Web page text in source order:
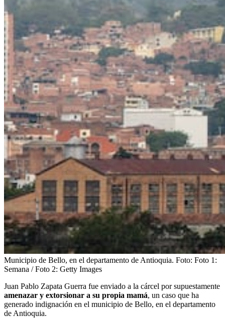
Municipio de Bello, en el departamento de Antioquia. Foto: Foto 1:
Semana / Foto 2: Getty Images
Juan Pablo Zapata Guerra fue enviado a la cárcel por supuestamente
amenazar y extorsionar a su propia mamá, un caso que ha
generado indignación en el municipio de Bello, en el departamento
de Antioquia.